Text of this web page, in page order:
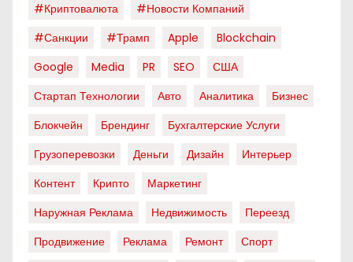
#криптовалюта
#новости Компаний
#санкции
#трамп Apple
Blockchain
Google
Media PR SEO
США
Стартап Технологии
Авто Аналитика
Бизнес
Блокчейн
Брендинг
Бухгалтерские Услуги
Грузоперевозки
Деньги Дизайн
Интерьер
Контент
Крипто
Маркетинг
Наружная Реклама
Недвижимость
Переезд
Продвижение
Реклама Ремонт
Спорт